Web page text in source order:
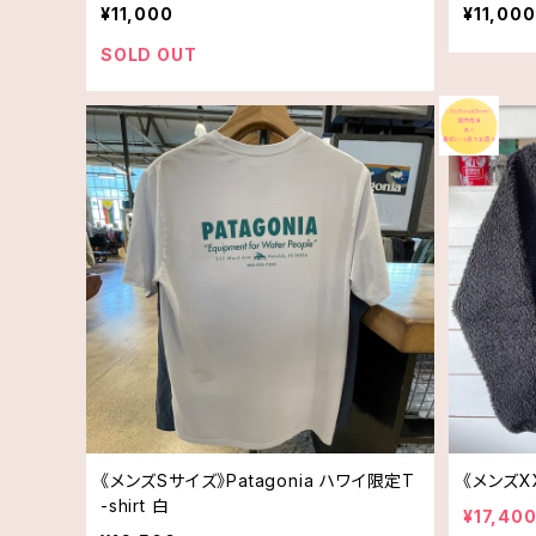
¥11,000
SOLD OUT
¥11,000
《メンズSサイズ》Patagonia ハワイ限定T
-shirt 白
《メンズ
¥17,400